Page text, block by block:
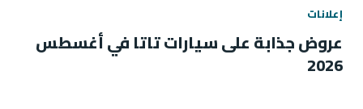
إعلانات
عروض جذابة على سيارات تاتا في أغسطس
2026